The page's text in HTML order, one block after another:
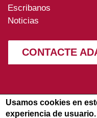
Escribanos
Noticias
CONTACTE
Usamos cookies en
experiencia de usuario.